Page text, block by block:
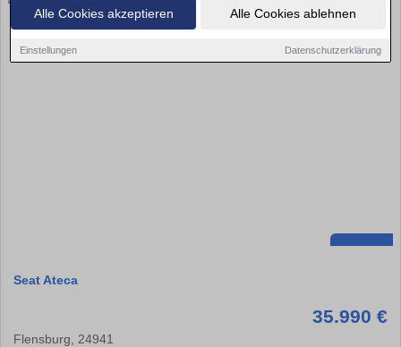
Alle Cookies akzeptieren Alle Cookies ablehnen
Einstellungen Datenschutzerklärung
Seat Ateca
35.990 €
Flensburg, 24941